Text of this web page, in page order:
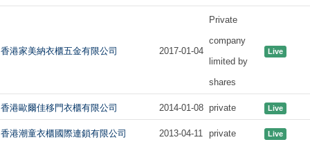
香港家美納衣櫃五金有限公司 2017-01-04
Private
company
limited by
shares
Live
香港歐爾佳移門衣櫃有限公司 2014-01-08 private Live
香港潮童衣櫃國際連鎖有限公司 2013-04-11 private Live